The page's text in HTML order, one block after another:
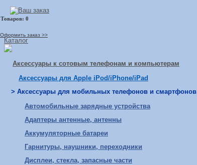
Оформить заказ >>
Каталог
Аксессуары к сотовым телефонам и компьютерам
Аксессуары для Apple iPod/iPhone/iPad
> Аксессуары для мобильных телефонов и смартфонов
Автомобильные зарядные устройства
Адаптеры антенные, антенны
Аккумуляторные батареи
Гарнитуры, наушники, переходники
Дисплеи, стекла, запасные части